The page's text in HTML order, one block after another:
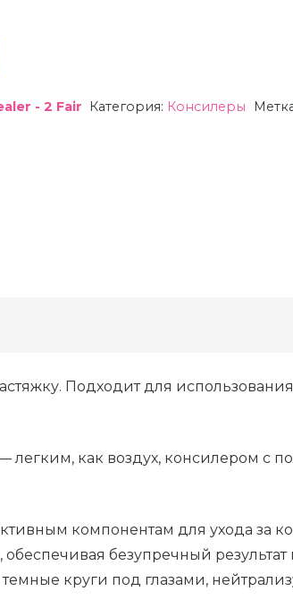
- 2 Fair Категория: Консилеры
Подходит для
как воздух, консилером с
компонентам для ухода за
безупречный результат
круги под глазами,